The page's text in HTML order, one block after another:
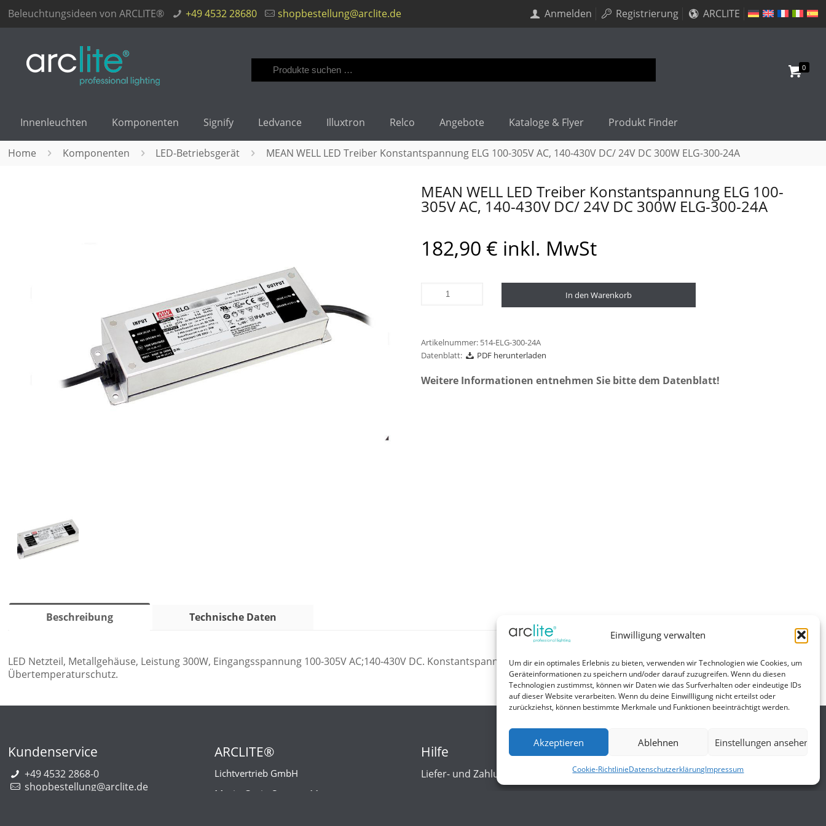
Einwilligung verwalten
Um dir ein optimales Erlebnis zu bieten, verwenden wir Technologien wie Cookies, um
Geräteinformationen zu speichern und/oder darauf zuzugreifen. Wenn du diesen
Technologien zustimmst, können wir Daten wie das Surfverhalten oder eindeutige IDs
auf dieser Website verarbeiten. Wenn du deine Einwillligung nicht erteilst oder
zurückziehst, können bestimmte Merkmale und Funktionen beeinträchtigt werden.
Akzeptieren Ablehnen Einstellungen ansehen
Cookie-RichtlinieDatenschutzerklärungImpressum
Beleuchtungsideen von ARCLITE® +49 4532 28680 shopbestellung@arclite.de Anmelden Registrierung ARCLITE
Suchen
nach:
0
Innenleuchten Komponenten Signify Ledvance Illuxtron Relco Angebote Kataloge & Flyer Produkt Finder
Home Komponenten LED-Betriebsgerät MEAN WELL LED Treiber Konstantspannung ELG 100-305V AC, 140-430V DC/ 24V DC 300W ELG-300-24A
MEAN WELL LED Treiber Konstantspannung ELG 100-
305V AC, 140-430V DC/ 24V DC 300W ELG-300-24A
182,90 € inkl. MwSt
In den Warenkorb
Artikelnummer: 514-ELG-300-24A
Datenblatt:
PDF herunterladen
Weitere Informationen entnehmen Sie bitte dem Datenblatt!
Beschreibung Technische Daten
LED Netzteil, Metallgehäuse, Leistung 300W, Eingangsspannung 100-305V AC;140-430V DC. Konstantspannungsausgang 24V. IP67. Überlastungsschutz, Kurzschlusssschutz,
Übertemperaturschutz.
Kundenservice
+49 4532 2868-0
shopbestellung@arclite.de
ARCLITE®
Lichtvertrieb GmbH
Marie-Curie-Strasse 11
Hilfe
Liefer- und Zahlungsbedingungen
Allgemein
Impressum